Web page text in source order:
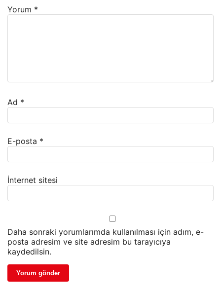
Yorum *
Ad *
E-posta *
İnternet sitesi
Daha sonraki yorumlarımda kullanılması için adım, e-
posta adresim ve site adresim bu tarayıcıya
kaydedilsin.